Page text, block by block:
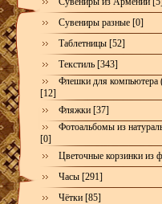
Сувениры разные [0]
Таблетницы [52]
Текстиль [343]
Флешки для компьютера
[12]
Фляжки [37]
Фотоальбомы из
[0]
Цветочные корзинки из
Часы [291]
Чётки [85]